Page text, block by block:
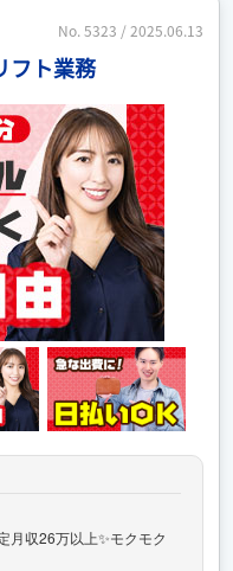
No. 5323 / 2025.06.13
フト業務
月収26万以上✨モクモク